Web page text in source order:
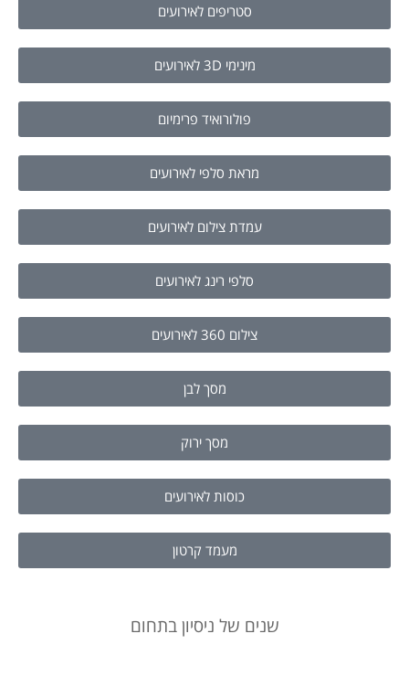
סטריפים לאירועים
מינימי 3D לאירועים
פולורואיד פרימיום
מראת סלפי לאירועים
עמדת צילום לאירועים
סלפי רינג לאירועים
צילום 360 לאירועים
מסך לבן
מסך ירוק
כוסות לאירועים
מעמד קרטון
שנים של ניסיון בתחום